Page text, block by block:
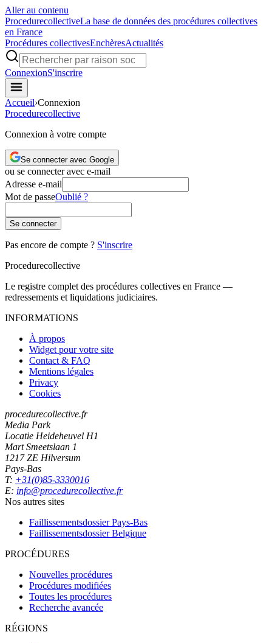
Aller au contenu
ProcedurecollectiveLa base de données des procédures collectives
en France
Procédures collectivesEnchèresActualités
ConnexionS'inscrire
Accueil›Connexion
Procedurecollective
Connexion à votre compte
Se connecter avec Google
ou se connecter avec e-mail
Adresse e-mail
Mot de passeOublié ?
Se connecter
Pas encore de compte ? S'inscrire
Procedurecollective
Le registre complet des procédures collectives en France —
redressements et liquidations judiciaires.
INFORMATIONS
À propos
Widget pour votre site
Contact & FAQ
Mentions légales
Privacy
Cookies
procedurecollective.fr
Media Park
Locatie Heideheuvel H1
Mart Smeetslaan 1
1217 ZE Hilversum
Pays-Bas
T: +31(0)85-3330016
E: info@procedurecollective.fr
Nos autres sites
Faillissementsdossier Pays-Bas
Faillissementsdossier Belgique
PROCÉDURES
Nouvelles procédures
Procédures modifiées
Toutes les procédures
Recherche avancée
RÉGIONS